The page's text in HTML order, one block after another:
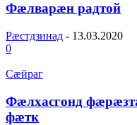
Фæлварæн радтой
Рæстдзинад - 13.03.2020
0
Сæйраг
Фæлхасгонд
фæтк